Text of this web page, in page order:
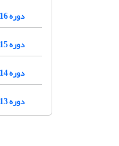
دوره 16 (1396)
دوره 15 (1395)
دوره 14 (1394)
دوره 13 (1393)